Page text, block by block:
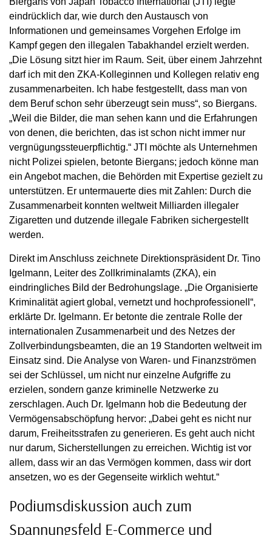
eindrücklich dar, wie durch den Austausch von
Informationen und gemeinsames Vorgehen Erfolge im
Kampf gegen den illegalen Tabakhandel erzielt werden.
„Die Lösung sitzt hier im Raum. Seit, über einem Jahrzehnt
darf ich mit den ZKA-Kolleginnen und Kollegen relativ eng
zusammenarbeiten. Ich habe festgestellt, dass man von
dem Beruf schon sehr überzeugt sein muss“, so Biergans.
„Weil die Bilder, die man sehen kann und die Erfahrungen
von denen, die berichten, das ist schon nicht immer nur
vergnügungssteuerpflichtig.“ JTI möchte als Unternehmen
nicht Polizei spielen, betonte Biergans; jedoch könne man
ein Angebot machen, die Behörden mit Expertise gezielt zu
unterstützen. Er untermauerte dies mit Zahlen: Durch die
Zusammenarbeit konnten weltweit Milliarden illegaler
Zigaretten und dutzende illegale Fabriken sichergestellt
werden.
Direkt im Anschluss zeichnete Direktionspräsident Dr. Tino
Igelmann, Leiter des Zollkriminalamts (ZKA), ein
eindringliches Bild der Bedrohungslage. „Die Organisierte
Kriminalität agiert global, vernetzt und hochprofessionell“,
erklärte Dr. Igelmann. Er betonte die zentrale Rolle der
internationalen Zusammenarbeit und des Netzes der
Zollverbindungsbeamten, die an 19 Standorten weltweit im
Einsatz sind. Die Analyse von Waren- und Finanzströmen
sei der Schlüssel, um nicht nur einzelne Aufgriffe zu
erzielen, sondern ganze kriminelle Netzwerke zu
zerschlagen. Auch Dr. Igelmann hob die Bedeutung der
Vermögensabschöpfung hervor: „Dabei geht es nicht nur
darum, Freiheitsstrafen zu generieren. Es geht auch nicht
nur darum, Sicherstellungen zu erreichen. Wichtig ist vor
allem, dass wir an das Vermögen kommen, dass wir dort
ansetzen, wo es der Gegenseite wirklich wehtut.“
Podiumsdiskussion auch zum
Spannungsfeld E-Commerce und